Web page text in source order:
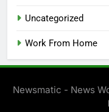
Uncategorized
Work From Home
Newsmatic - News